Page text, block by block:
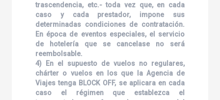
trascendencia, etc.- toda vez que, en cada
caso y cada prestador, impone sus
determinadas condiciones de contratación.
En época de eventos especiales, el servicio
de hotelería que se cancelase no será
reembolsable.
4) En el supuesto de vuelos no regulares,
chárter o vuelos en los que la Agencia de
Viajes tenga BLOCK OFF, se aplicara en cada
caso el régimen que establezca el